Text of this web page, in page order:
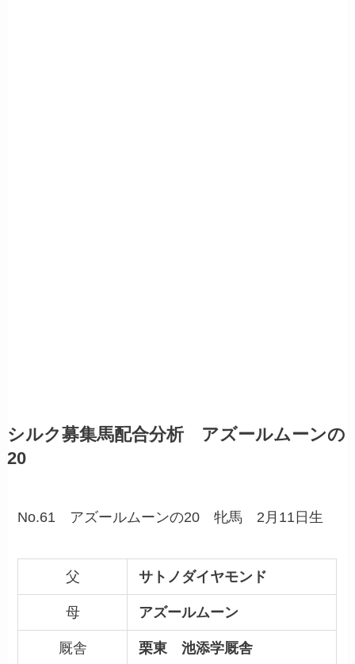
シルク募集馬配合分析 アズールムーンの
20
No.61 アズールムーンの20 牝馬 2月11日生
父 サトノダイヤモンド
母 アズールムーン
厩舎 栗東 池添学厩舎